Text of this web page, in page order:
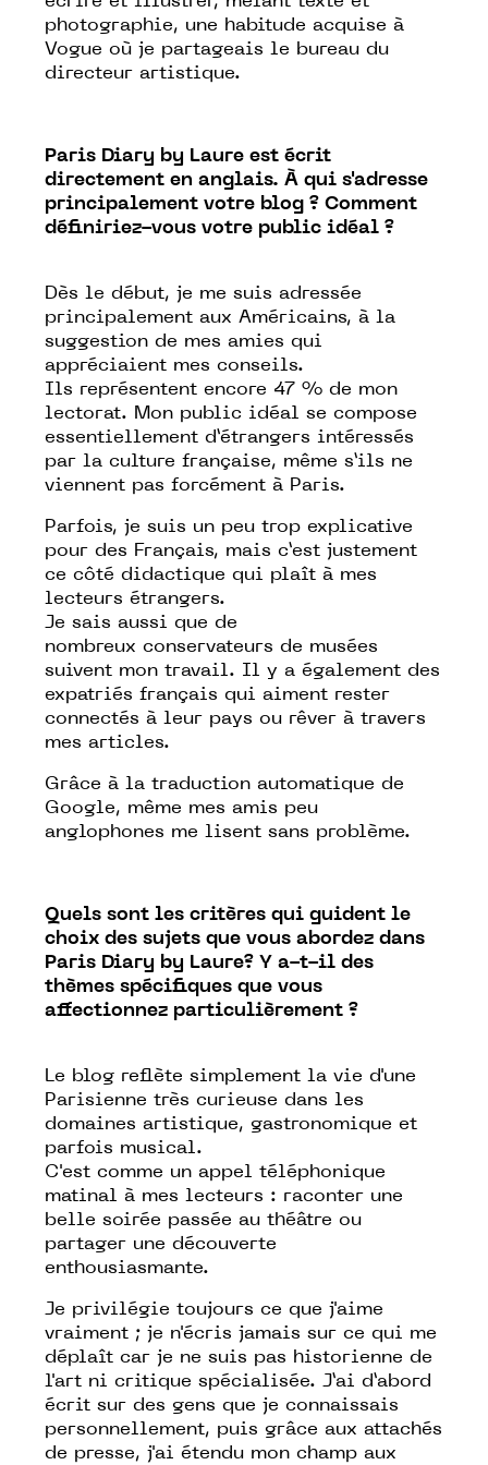
photographie, une habitude acquise à
Vogue où je partageais le bureau du
directeur artistique.
Paris Diary by Laure est écrit
directement en anglais. À qui s'adresse
principalement votre blog ? Comment
définiriez-vous votre public idéal ?
Dès le début, je me suis adressée
principalement aux Américains, à la
suggestion de mes amies qui
appréciaient mes conseils.
Ils représentent encore 47 % de mon
lectorat. Mon public idéal se compose
essentiellement d’étrangers intéressés
par la culture française, même s’ils ne
viennent pas forcément à Paris.
Parfois, je suis un peu trop explicative
pour des Français, mais c’est justement
ce côté didactique qui plaît à mes
lecteurs étrangers.
Je sais aussi que de
nombreux conservateurs de musées
suivent mon travail. Il y a également des
expatriés français qui aiment rester
connectés à leur pays ou rêver à travers
mes articles.
Grâce à la traduction automatique de
Google, même mes amis peu
anglophones me lisent sans problème.
Quels sont les critères qui guident le
choix des sujets que vous abordez dans
Paris Diary by Laure? Y a-t-il des
thèmes spécifiques que vous
affectionnez particulièrement ?
Le blog reflète simplement la vie d'une
Parisienne très curieuse dans les
domaines artistique, gastronomique et
parfois musical.
C'est comme un appel téléphonique
matinal à mes lecteurs : raconter une
belle soirée passée au théâtre ou
partager une découverte
enthousiasmante.
Je privilégie toujours ce que j'aime
vraiment ; je n'écris jamais sur ce qui me
déplaît car je ne suis pas historienne de
l'art ni critique spécialisée. J’ai d’abord
écrit sur des gens que je connaissais
personnellement, puis grâce aux attachés
de presse, j'ai étendu mon champ aux